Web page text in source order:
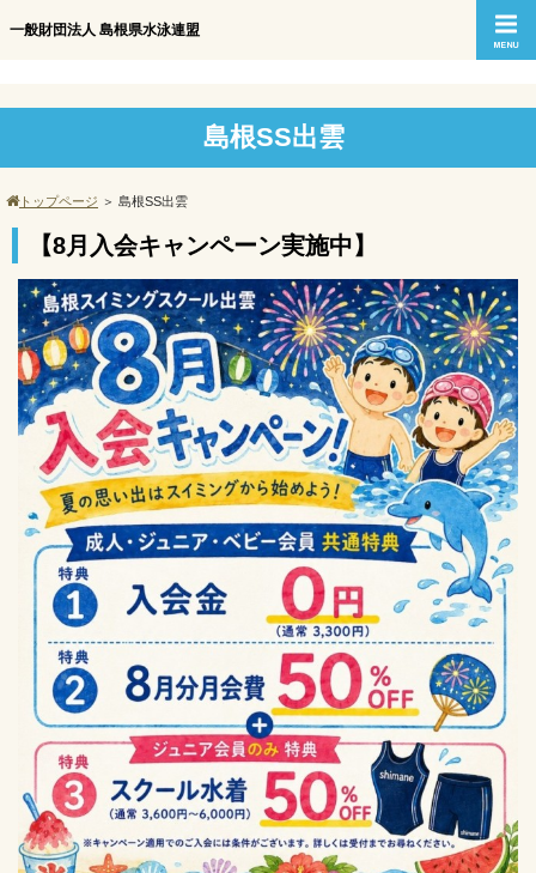
一般財団法人 島根県水泳連盟
島根SS出雲
トップページ ＞ 島根SS出雲
【8月入会キャンペーン実施中】